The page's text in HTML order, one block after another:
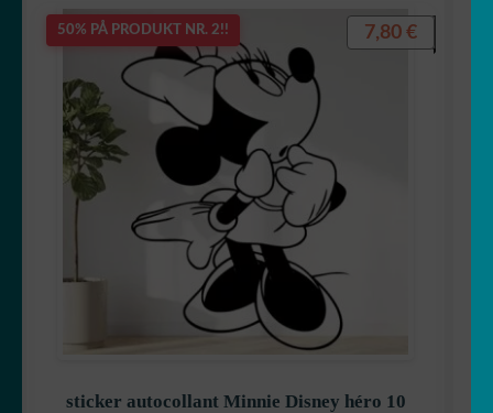
50% PÅ PRODUKT NR. 2!!
sticker autocollant Minnie Disney héro 10
7,80 €